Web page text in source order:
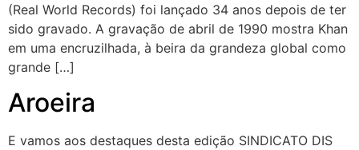
(Real World Records) foi lançado 34 anos depois de ter
sido gravado. A gravação de abril de 1990 mostra Khan
em uma encruzilhada, à beira da grandeza global como
grande […]
Aroeira
E vamos aos destaques desta edição SINDICATO DIS